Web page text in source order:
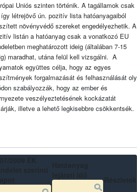
Uniós szinten történik. A tagállamok csak
létrejövő ún. pozitív lista hatóanyagaiból
növényvédő szereket engedélyezhetik. A
listán a hatóanyag csak a vonatkozó EU
meghatározott ideig (általában 7-15
maradhat, utána felül kell vizsgálni. A
együttes célja, hogy az egyes
forgalmazását és felhasználását oly
szabályozzák, hogy az ember és
veszélyeztetésének kockázatát
illetve a lehető legkisebbre csökkentsék.